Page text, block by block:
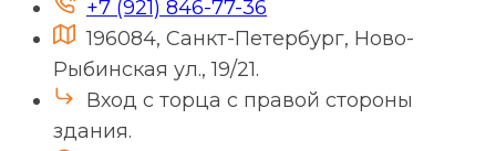
+7 (921) 846-77-36
196084, Санкт-Петербург, Ново-
Рыбинская ул., 19/21.
Вход с торца с правой стороны
здания.